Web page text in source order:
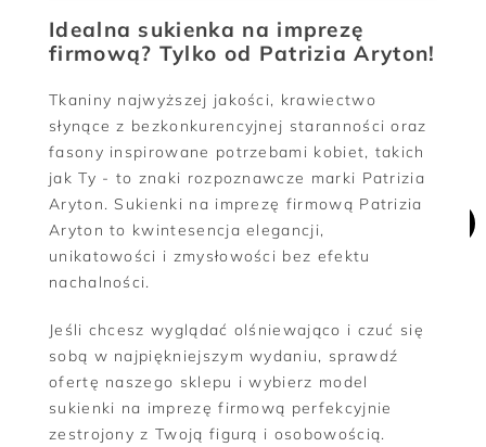
Idealna sukienka na imprezę
firmową? Tylko od Patrizia Aryton!
Tkaniny najwyższej jakości, krawiectwo
słynące z bezkonkurencyjnej staranności oraz
fasony inspirowane potrzebami kobiet, takich
jak Ty - to znaki rozpoznawcze marki Patrizia
Aryton. Sukienki na imprezę firmową Patrizia
Aryton to kwintesencja elegancji,
unikatowości i zmysłowości bez efektu
nachalności.
Jeśli chcesz wyglądać olśniewająco i czuć się
sobą w najpiękniejszym wydaniu, sprawdź
ofertę naszego sklepu i wybierz model
sukienki na imprezę firmową perfekcyjnie
zestrojony z Twoją figurą i osobowością.